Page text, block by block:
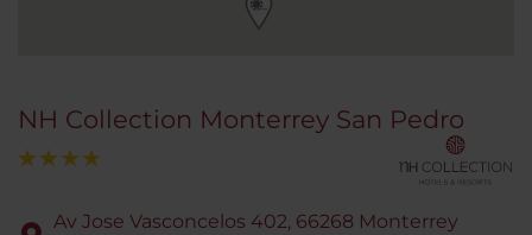
NH Collection Monterrey San Pedro
Av Jose Vasconcelos 402, 66268 Monterrey